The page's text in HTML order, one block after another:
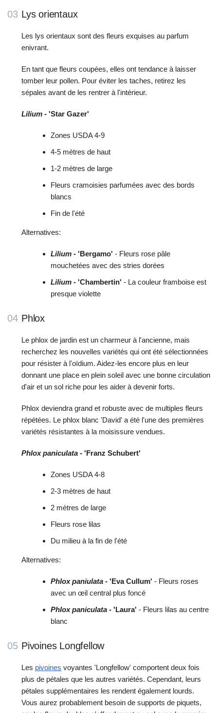
03 Lys orientaux
Les lys orientaux sont des fleurs exquises au parfum
enivrant.
En tant que fleurs coupées, elles ont tendance à laisser
tomber leur pollen. Pour éviter les taches, retirez les
sépales avant de les rentrer à l'intérieur.
Lilium - 'Star Gazer'
Zones USDA 4-9
4-5 mètres de haut
1-2 mètres de large
Fleurs cramoisies parfumées avec des bords
blancs
Fin de l'été
Alternatives:
Lilium - 'Bergamo' - Fleurs rose pâle
mouchetées avec des stries dorées
Lilium - 'Chambertin' - La couleur framboise est
presque violette
04 Phlox
Le phlox de jardin est un charmeur à l'ancienne, mais
recherchez les nouvelles variétés qui ont été sélectionnées
pour résister à l'oïdium. Aidez-les encore plus en leur
donnant une place en plein soleil avec une bonne circulation
d'air et un sol riche pour les aider à devenir forts.
Phlox deviendra grand et robuste avec de multiples fleurs
répétées. Le phlox blanc 'David' a été l'une des premières
variétés résistantes à la moisissure vendues.
Phlox paniculata - 'Franz Schubert'
Zones USDA 4-8
2-3 mètres de haut
2 mètres de large
Fleurs rose lilas
Du milieu à la fin de l'été
Alternatives:
Phlox paniulata - 'Eva Cullum' - Fleurs roses
avec un œil central plus foncé
Phlox paniculata - 'Laura' - Fleurs lilas au centre
blanc
05 Pivoines Longfellow
Les pivoines voyantes 'Longfellow' comportent deux fois
plus de pétales que les autres variétés. Cependant, leurs
pétales supplémentaires les rendent également lourds.
Vous aurez probablement besoin de supports de piquets,